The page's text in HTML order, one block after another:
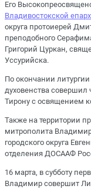
Его
Владивостокской
округа протоиерей
преподобного
Григорий Цуркан,
Уссурийска.
По окончании
духовенства
Тирону с освящением
Также на территории
митрополита
городского округа
отделения ДОСААФ
16 марта, в субботу
Владимир совершит